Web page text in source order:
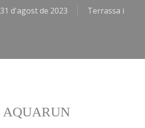
31 d'agost de 2023
Terrassa i
AQUARUN